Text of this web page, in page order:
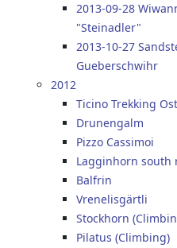
2013-09-28
"Steinadler"
2013-10-27
Gueberschwihr
2012
Ticino Trekking
Drunengalm
Pizzo Cassimoi
Lagginhorn south
Balfrin
Vrenelisgärtli
Stockhorn
Pilatus (Climbing)